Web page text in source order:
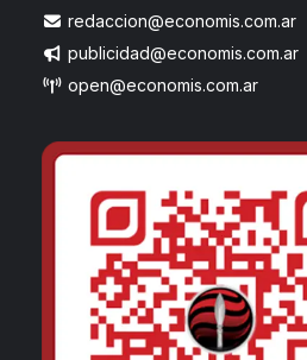
redaccion@economis.com.ar
publicidad@economis.com.ar
open@economis.com.ar